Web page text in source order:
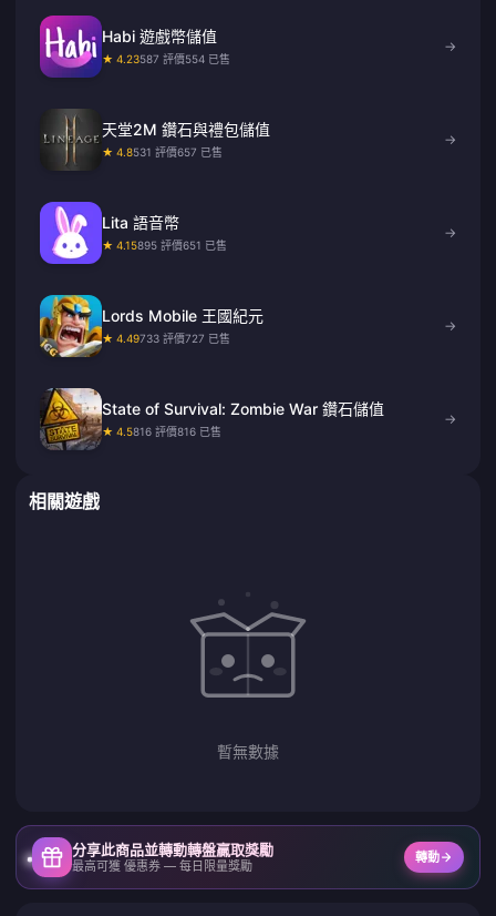
Habi 遊戲幣儲值
★ 4.23587 評價554 已售
→
天堂2M 鑽石與禮包儲值
★ 4.8531 評價657 已售
→
Lita 語音幣
★ 4.15895 評價651 已售
→
Lords Mobile 王國紀元
★ 4.49733 評價727 已售
→
State of Survival: Zombie War 鑽石儲值
★ 4.5816 評價816 已售
→
相關遊戲
暫無數據
分享此商品並轉動轉盤贏取獎勵
最高可獲 優惠券 — 每日限量獎勵
轉動